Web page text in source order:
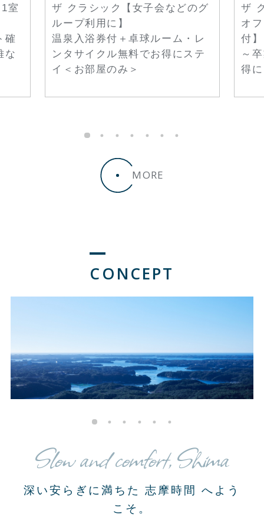
室
確
な
ザ クラシック【女子会などのグ
ループ利用に】
温泉入浴券付＋卓球ルーム・レ
ンタサイクル無料でお得にステ
イ＜お部屋のみ＞
ザ
オ
付】
～
得
MORE
CONCEPT
Slow and comfort, Shima
深い安らぎに満ちた 志摩時間 へよう
こそ。